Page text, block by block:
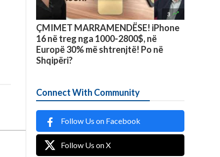
3 
ÇMIMET MARRAMENDËSE! iPhone
16 në treg nga 1000-2800$, në
Europë 30% më shtrenjtë! Po në
Shqipëri?
Connect With Community
Follow Us on Facebook
Follow Us on X